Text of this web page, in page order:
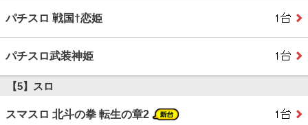
パチスロ 戦国†恋姫
パチスロ武装神姫
【5】スロ
スマスロ 北斗の拳 転生の章2